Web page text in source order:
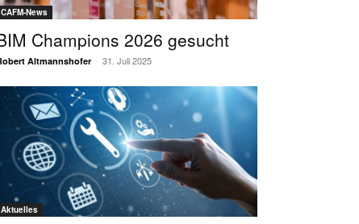
CAFM-News
Champions 2026 gesucht
Altmannshofer - 31. Juli 2025
Aktuelles